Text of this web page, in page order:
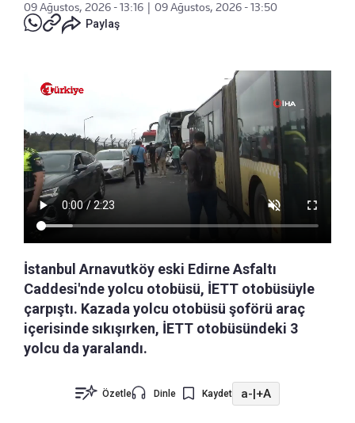
09 Ağustos, 2026 - 13:16
09 Ağustos, 2026 - 13:50
Paylaş
İstanbul Arnavutköy eski Edirne Asfaltı
Caddesi'nde yolcu otobüsü, İETT otobüsüyle
çarpıştı. Kazada yolcu otobüsü şoförü araç
içerisinde sıkışırken, İETT otobüsündeki 3
yolcu da yaralandı.
Özetle Dinle Kaydet a-|+A